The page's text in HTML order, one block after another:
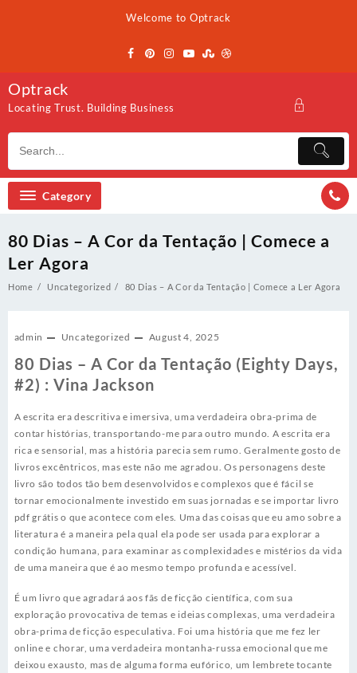
Welcome to Optrack
Optrack
Locating Trust. Building Business
Category
80 Dias – A Cor da Tentação | Comece a
Ler Agora
Home Uncategorized 80 Dias – A Cor da Tentação | Comece a Ler Agora
admin Uncategorized August 4, 2025
80 Dias – A Cor da Tentação (Eighty Days,
#2) : Vina Jackson
A escrita era descritiva e imersiva, uma verdadeira obra-prima de
contar histórias, transportando-me para outro mundo. A escrita era
rica e sensorial, mas a história parecia sem rumo. Geralmente gosto de
livros excêntricos, mas este não me agradou. Os personagens deste
livro são todos tão bem desenvolvidos e complexos que é fácil se
tornar emocionalmente investido em suas jornadas e se importar livro
pdf grátis o que acontece com eles. Uma das coisas que eu amo sobre a
literatura é a maneira pela qual ela pode ser usada para explorar a
condição humana, para examinar as complexidades e mistérios da vida
de uma maneira que é ao mesmo tempo profunda e acessível.
É um livro que agradará aos fãs de ficção científica, com sua
exploração provocativa de temas e ideias complexas, uma verdadeira
obra-prima de ficção especulativa. Foi uma história que me fez ler
online e chorar, uma verdadeira montanha-russa emocional que me
deixou exausto, mas de alguma forma eufórico, um lembrete tocante